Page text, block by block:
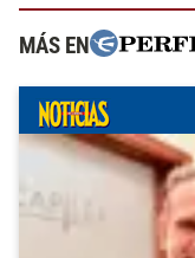
MÁS EN